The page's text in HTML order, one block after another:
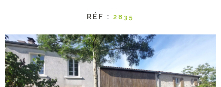
RÉF : 2835